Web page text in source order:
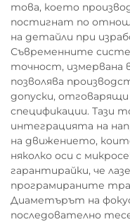
това, което
постигнат по
на детайли при
Съвременните
точност, измервана
позволява
допуски,
спецификации. Тази
интеграцията на
на движението,
няколко оси с
гарантирайки, че
програмираните
Диаметърът на
последователно